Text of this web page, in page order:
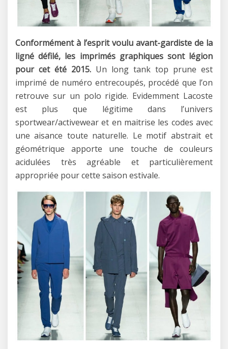
Conformément à l’esprit voulu avant-gardiste de la
ligné défilé, les imprimés graphiques sont légion
pour cet été 2015. Un long tank top prune est
imprimé de numéro entrecoupés, procédé que l’on
retrouve sur un polo rigide. Evidemment Lacoste
est plus que légitime dans l’univers
sportwear/activewear et en maitrise les codes avec
une aisance toute naturelle. Le motif abstrait et
géométrique apporte une touche de couleurs
acidulées très agréable et particulièrement
appropriée pour cette saison estivale.